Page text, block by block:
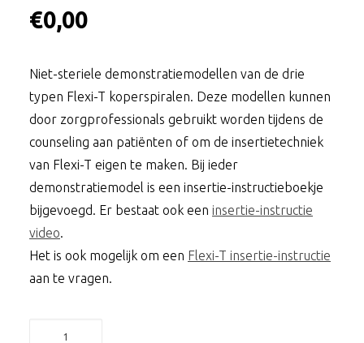
€0,00
Niet-steriele demonstratiemodellen van de drie
typen Flexi-T koperspiralen. Deze modellen kunnen
door zorgprofessionals gebruikt worden tijdens de
counseling aan patiënten of om de insertietechniek
van Flexi-T eigen te maken. Bij ieder
demonstratiemodel is een insertie-instructieboekje
bijgevoegd. Er bestaat ook een insertie-instructie
video.
Het is ook mogelijk om een Flexi-T insertie-instructie
aan te vragen.